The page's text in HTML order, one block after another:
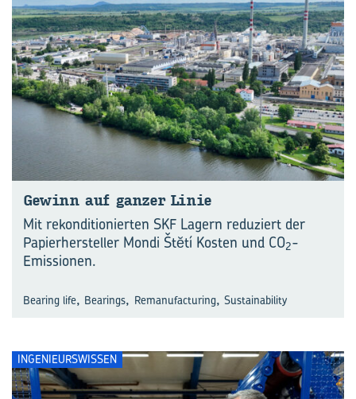
Ge­winn auf gan­zer Linie
Mit rekonditionierten SKF Lagern reduziert der
Papierhersteller Mondi Štĕtí Kosten und CO2-
Emissionen.
Bearing life, Bearings, Remanufacturing, Sustainability
INGENIEURSWISSEN